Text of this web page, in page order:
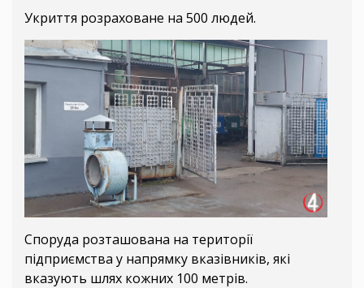
Укриття розраховане на 500 людей.
Споруда розташована на території
підприємства у напрямку вказівників, які
вказують шлях кожних 100 метрів.